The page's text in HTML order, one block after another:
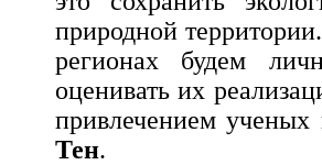
природной
регионах будем
оценивать их
привлечением
Тен.